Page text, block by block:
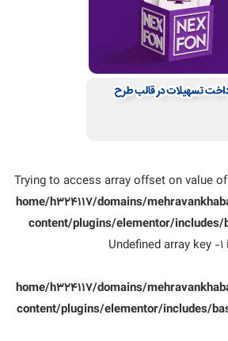
/home/h324117/domains/
content/plugins/elementor/includes/
/home/h324117/domains/
content/plugins/elementor/includes/